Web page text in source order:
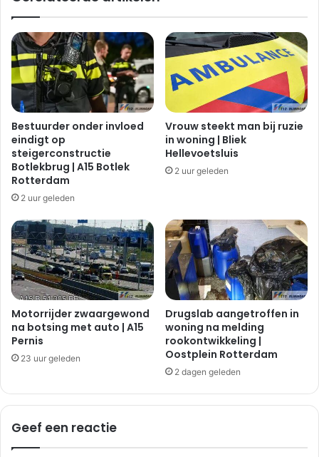
n
t
a
i
e
r
b
r
a
d
e
|
P
o
o
r
t
u
g
b
i
j
b
r
n
d
r
e
s
a
u
r
a
n
t
Z
u
i
d
r
k
Bestuurder onder invloed
eindigt op
steigerconstructie
Botlekbrug | A15 Botlek
Rotterdam
2 uur geleden
Vrouw steekt man bij ruzie
in woning | Bliek
Hellevoetsluis
2 uur geleden
Motorrijder zwaargewond
na botsing met auto | A15
Pernis
23 uur geleden
Drugslab aangetroffen in
woning na melding
rookontwikkeling |
Oostplein Rotterdam
2 dagen geleden
Geef een reactie